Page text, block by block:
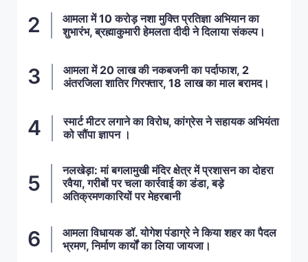
आमला में 10 करोड़ नशा मुक्ति प्रतिज्ञा अभियान का
शुभारंभ, ब्रह्माकुमारी हेमलता दीदी ने दिलाया संकल्प।
आमला में 20 लाख की नकबजनी का पर्दाफाश, 2
अंतरजिला शातिर गिरफ्तार, 18 लाख का माल बरामद।
स्मार्ट मीटर लगाने का विरोध, कांग्रेस ने सहायक अभियंता
को सौंपा ज्ञापन ।
नलखेड़ा: मां बगलामुखी मंदिर क्षेत्र में प्रशासन का दोहरा
रवैया, गरीबों पर चला कार्रवाई का डंडा, बड़े
अतिक्रमणकारियों पर मेहरबानी
आमला विधायक डॉ. योगेश पंडाग्रे ने किया शहर का पैदल
भ्रमण, निर्माण कार्यों का लिया जायजा।